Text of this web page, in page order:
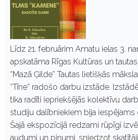
Līdz 21. februārim Amatu ielas 3.
apskatāma Rīgas Kultūras un
“Mazā Ģilde” Tautas lietišķās
“Tīne” radošo darbu izstāde.
tika radīti iepriekšējās kolektīvu
studiju dalībniekiem bija iespējams
Šajā ekspozīcijā redzami rūpīgi
audumi un pinumi, sniedzot